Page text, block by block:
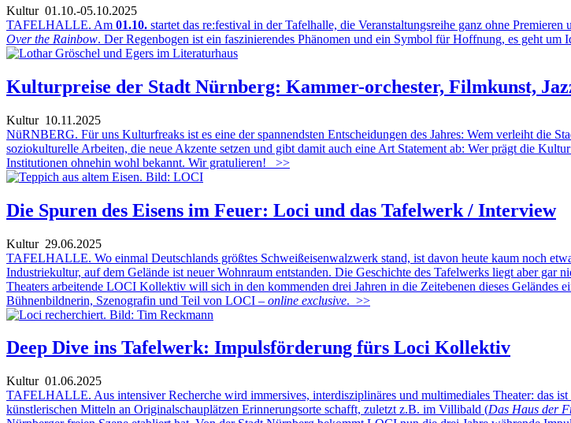
Kultur01.10.-05.10.2025
TAFELHALLE. Am 01.10. startet das re:festival in der Tafelhalle, die Veranstaltungsreihe ganz ohne
Over the Rainbow. Der Regenbogen ist ein faszinierendes Phänomen und ein Symbol für Hoffnung, es geht
Kulturpreise der Stadt Nürnberg: Kammer-orchester, Filmkunst,
Kultur10.11.2025
NüRNBERG. Für uns Kulturfreaks ist es eine der spannendsten Entscheidungen des Jahres: Wem verleiht die
soziokulturelle Arbeiten, die neue Akzente setzen und gibt damit auch eine Art Statement ab: Wer prägt die
Institutionen ohnehin wohl bekannt. Wir gratulieren!
>>
Die Spuren des Eisens im Feuer: Loci und das Tafelwerk / Interview
Kultur29.06.2025
TAFELHALLE. Wo einmal Deutschlands größtes Schweißeisenwalzwerk stand, ist davon heute kaum noch
Industriekultur, auf dem Gelände ist neuer Wohnraum entstanden. Die Geschichte des Tafelwerks liegt aber
Theaters arbeitende LOCI Kollektiv will sich in den kommenden drei Jahren in die Zeitebenen dieses
Bühnenbildnerin, Szenografin und Teil von LOCI – online exclusive. >>
Deep Dive ins Tafelwerk: Impulsförderung fürs Loci Kollektiv
Kultur01.06.2025
TAFELHALLE. Aus intensiver Recherche wird immersives, interdisziplinäres und multimediales Theater: das ist
künstlerischen Mitteln an Originalschauplätzen Erinnerungsorte schafft, zuletzt z.B. im Villibald (Das Haus der